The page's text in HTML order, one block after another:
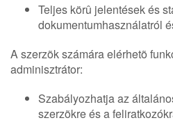
Teljes körû jelentések és
dokumentumhasználatról
A szerzõk számára elérhetõ
adminisztrátor:
Szabályozhatja az
szerzõkre és a